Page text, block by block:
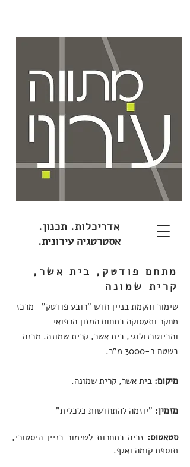
אדריכלות. תכנון.
אסטרטגיה עירונית.
מתחם פודטק, בית אשר,
קרית שמונה
שימור והקמת בניין חדש "רובע פודטק"- מרכז
מחקר ותעסוקה בתחום המזון הרפואי
והביוטכנולוגי, בית אשר, קרית שמונה. מבנה
בשטח כ-3000 מ"ר.
מיקום: בית אשר, קרית שמונה.
מזמין: "יוזמה להתחדשות כלכלית"
סטאטוס: זכיה בתחרות לשימור בניין היסטורי,
תוספת קומה ואגף.